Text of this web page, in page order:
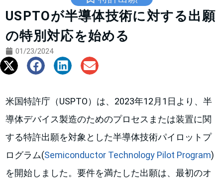
USPTOが半導体技術に対する出願
の特別対応を始める
01/23/2024
米国特許庁（USPTO）は、2023年12月1日より、半
導体デバイス製造のためのプロセスまたは装置に関
する特許出願を対象とした半導体技術パイロットプ
ログラム(Semiconductor Technology Pilot Program)
を開始しました。要件を満たした出願は、最初のオ